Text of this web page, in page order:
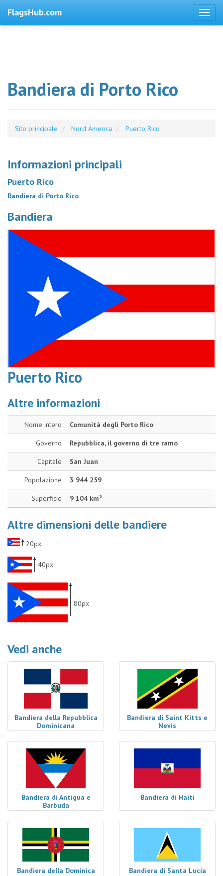
FlagsHub.com
Bandiera di Porto Rico
Sito principale Nord America Puerto Rico
Informazioni principali
Puerto Rico
Bandiera di Porto Rico
Bandiera
Puerto Rico
Altre informazioni
Nome intero Comunità degli Porto Rico
Governo Repubblica, il governo di tre ramo
Capitale San Juan
Popolazione 3 944 259
Superficie 9 104 km²
Altre dimensioni delle bandiere
20px
40px
80px
Vedi anche
Bandiera della Repubblica
Dominicana
Bandiera di Saint Kitts e
Nevis
Bandiera di Antigua e
Barbuda
Bandiera di Haiti
Bandiera della Dominica Bandiera di Santa Lucia